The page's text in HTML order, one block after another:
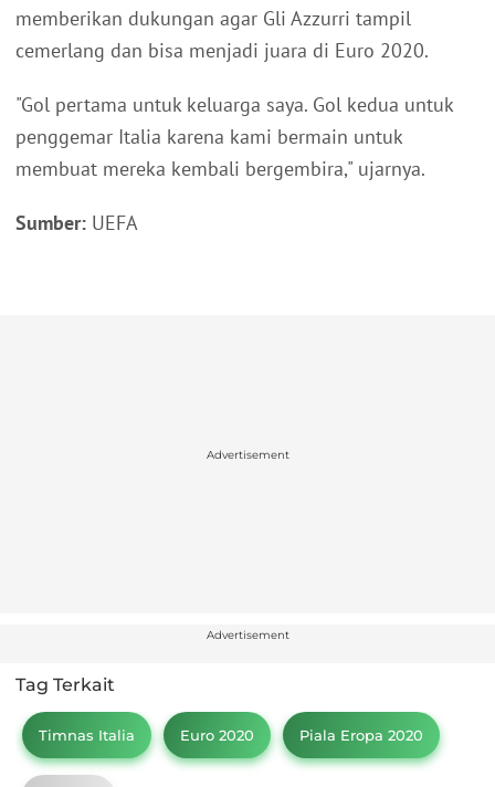
memberikan dukungan agar Gli Azzurri tampil
cemerlang dan bisa menjadi juara di Euro 2020.
"Gol pertama untuk keluarga saya. Gol kedua untuk
penggemar Italia karena kami bermain untuk
membuat mereka kembali bergembira," ujarnya.
Sumber: UEFA
Advertisement
Advertisement
Tag Terkait
Timnas Italia Euro 2020 Piala Eropa 2020